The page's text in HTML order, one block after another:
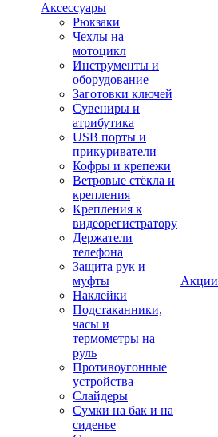
Аксессуары
Рюкзаки
Чехлы на
мотоцикл
Инструменты и
оборудование
Заготовки ключей
Сувениры и
атрибутика
USB порты и
прикуриватели
Кофры и крепежи
Ветровые стёкла и
крепления
Крепления к
видеорегистратору
Держатели
телефона
Защита рук и
муфты
Наклейки
Подстаканники,
часы и
термометры на
руль
Противоугонные
устройства
Слайдеры
Сумки на бак и на
сиденье
Акции